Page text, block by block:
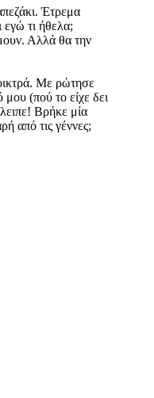
Έτρεμα
τι ήθελα;
Αλλά θα την
Με ρώτησε
(πού το είχε δει
Βρήκε μία
από τις γέννες;